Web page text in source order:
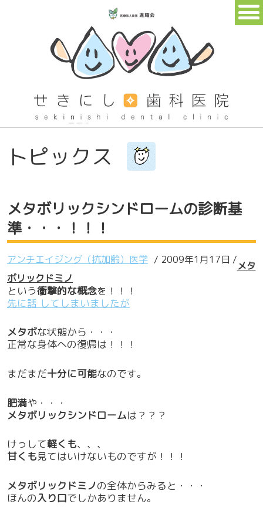
トピックス
メタボリックシンドロームの診断基
準・・・！！！
アンチエイジング（抗加齢）医学 / 2009年1月17日 /メタ
ボリックドミノ
という衝撃的な概念を！！！
先に話 してしまいましたが
メタボな状態から・・・
正常な身体への復帰は！！！
まだまだ十分に可能なのです。
肥満や・・・
メタボリックシンドロームは？？？
けっして軽くも、、、
甘くも見てはいけないものですが！！！
メタボリックドミノの全体からみると・・・
ほんの入り口でしかありません。